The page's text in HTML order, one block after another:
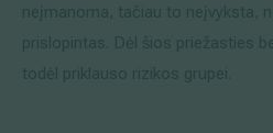
neįmanoma, tačiau to neįvyksta,
prislopintas. Dėl šios priežasties
todėl priklauso rizikos grupei.